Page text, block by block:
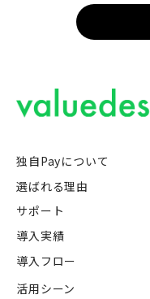
独自Payについて
選ばれる理由
サポート
導入実績
導入フロー
活用シーン